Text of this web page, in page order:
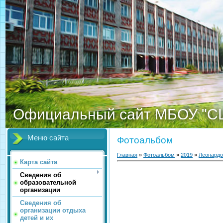
Официальный сайт МБОУ
Меню сайта
Карта сайта
Сведения об
образовательной
организации
Сведения об
организации отдыха
детей и их
Фотоальбом
Главная » Фотоальбом » 2019 » Леонардо